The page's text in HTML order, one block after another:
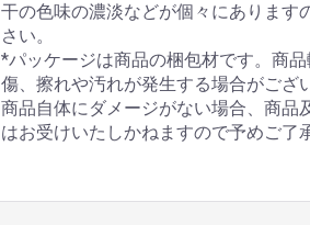
干の色味の濃淡などが個々にあります
さい。
*パッケージは商品の梱包材です。商
傷、擦れや汚れが発生する場合がござ
商品自体にダメージがない場合、商品
はお受けいたしかねますので予めご了